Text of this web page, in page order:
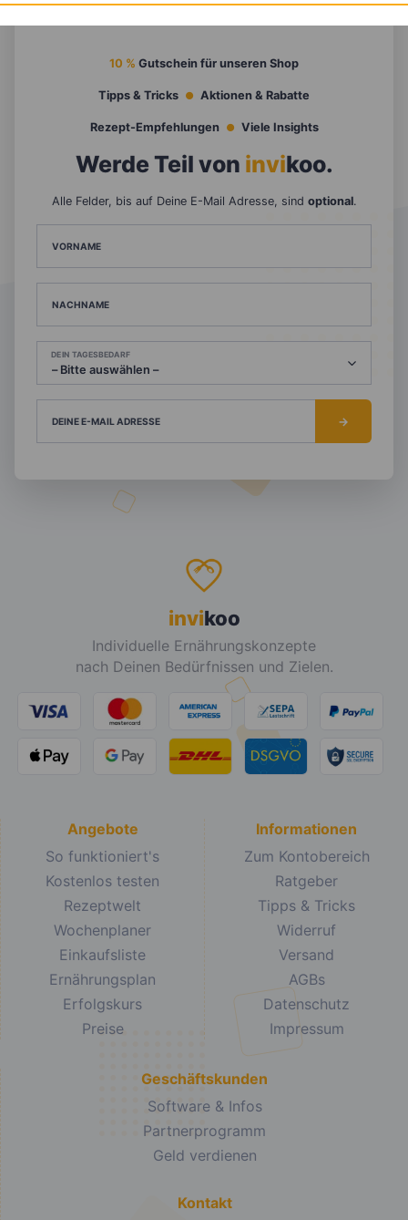
10 % Gutschein für unseren Shop
Tipps & Tricks Aktionen & Rabatte
Rezept-Empfehlungen Viele Insights
Werde Teil von invikoo.
Alle Felder, bis auf Deine E-Mail Adresse, sind optional.
VORNAME
NACHNAME
DEIN TAGESBEDARF
DEINE E-MAIL ADRESSE
invikoo
Individuelle Ernährungskonzepte
nach Deinen Bedürfnissen und Zielen.
Angebote
So funktioniert's
Kostenlos testen
Rezeptwelt
Wochenplaner
Einkaufsliste
Ernährungsplan
Erfolgskurs
Preise
Informationen
Zum Kontobereich
Ratgeber
Tipps & Tricks
Widerruf
Versand
AGBs
Datenschutz
Impressum
Geschäftskunden
Software & Infos
Partnerprogramm
Geld verdienen
Kontakt